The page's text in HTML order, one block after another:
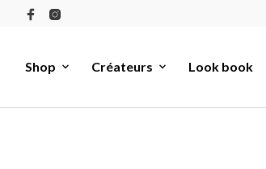
Shop Créateurs Look book